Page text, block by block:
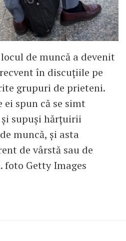
de muncă a devenit
în discuțiile pe
grupuri de prieteni.
spun că se simt
supuși hărțuirii
muncă, și asta
de vârstă sau de
foto Getty Images